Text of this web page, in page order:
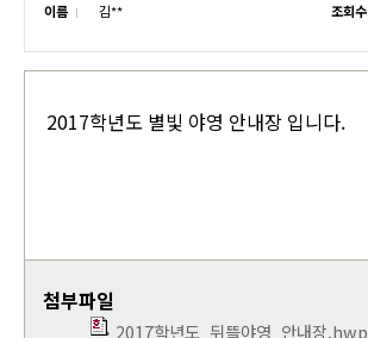
이름 김** 조회수
2017학년도 별빛 야영 안내장 입니다.
첨부파일
2017학년도_뒤뜰야영_안내장.hwp